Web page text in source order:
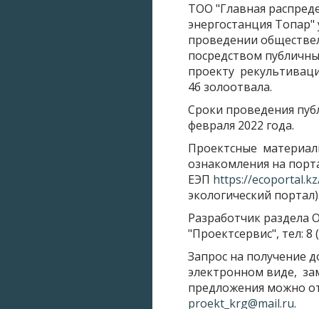
ТОО "Главная
энергостанция
проведении
посредством
проекту
4б золоотвала.
Сроки проведения
февраля 2022 года.
Проектсные
ознакомления на
ЕЭП https://
экологический
Разработчик
"Проектсервис", тел: 8
Запрос на получение
электронном виде,
предложения можно
proekt_krg@mail.ru.